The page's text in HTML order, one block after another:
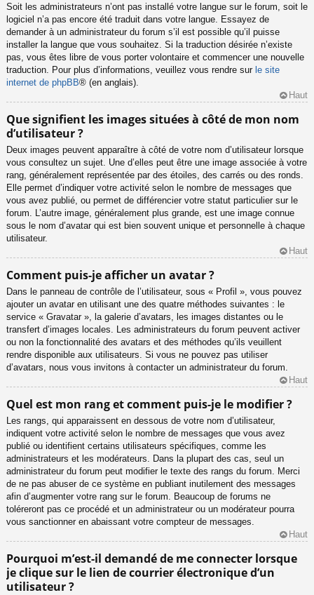
Soit les administrateurs n’ont pas installé votre langue sur le forum, soit le
logiciel n’a pas encore été traduit dans votre langue. Essayez de
demander à un administrateur du forum s’il est possible qu’il puisse
installer la langue que vous souhaitez. Si la traduction désirée n’existe
pas, vous êtes libre de vous porter volontaire et commencer une nouvelle
traduction. Pour plus d’informations, veuillez vous rendre sur le site
internet de phpBB® (en anglais).
Haut
Que signifient les images situées à côté de mon nom
d’utilisateur ?
Deux images peuvent apparaître à côté de votre nom d’utilisateur lorsque
vous consultez un sujet. Une d’elles peut être une image associée à votre
rang, généralement représentée par des étoiles, des carrés ou des ronds.
Elle permet d’indiquer votre activité selon le nombre de messages que
vous avez publié, ou permet de différencier votre statut particulier sur le
forum. L’autre image, généralement plus grande, est une image connue
sous le nom d’avatar qui est bien souvent unique et personnelle à chaque
utilisateur.
Haut
Comment puis-je afficher un avatar ?
Dans le panneau de contrôle de l’utilisateur, sous « Profil », vous pouvez
ajouter un avatar en utilisant une des quatre méthodes suivantes : le
service « Gravatar », la galerie d’avatars, les images distantes ou le
transfert d’images locales. Les administrateurs du forum peuvent activer
ou non la fonctionnalité des avatars et des méthodes qu’ils veuillent
rendre disponible aux utilisateurs. Si vous ne pouvez pas utiliser
d’avatars, nous vous invitons à contacter un administrateur du forum.
Haut
Quel est mon rang et comment puis-je le modifier ?
Les rangs, qui apparaissent en dessous de votre nom d’utilisateur,
indiquent votre activité selon le nombre de messages que vous avez
publié ou identifient certains utilisateurs spécifiques, comme les
administrateurs et les modérateurs. Dans la plupart des cas, seul un
administrateur du forum peut modifier le texte des rangs du forum. Merci
de ne pas abuser de ce système en publiant inutilement des messages
afin d’augmenter votre rang sur le forum. Beaucoup de forums ne
toléreront pas ce procédé et un administrateur ou un modérateur pourra
vous sanctionner en abaissant votre compteur de messages.
Haut
Pourquoi m’est-il demandé de me connecter lorsque
je clique sur le lien de courrier électronique d’un
utilisateur ?